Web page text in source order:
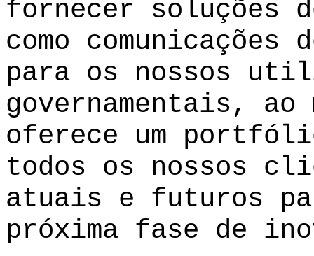
fornecer soluções
como comunicações
para os nossos
governamentais, ao
oferece um
todos os nossos
atuais e futuros
próxima fase de